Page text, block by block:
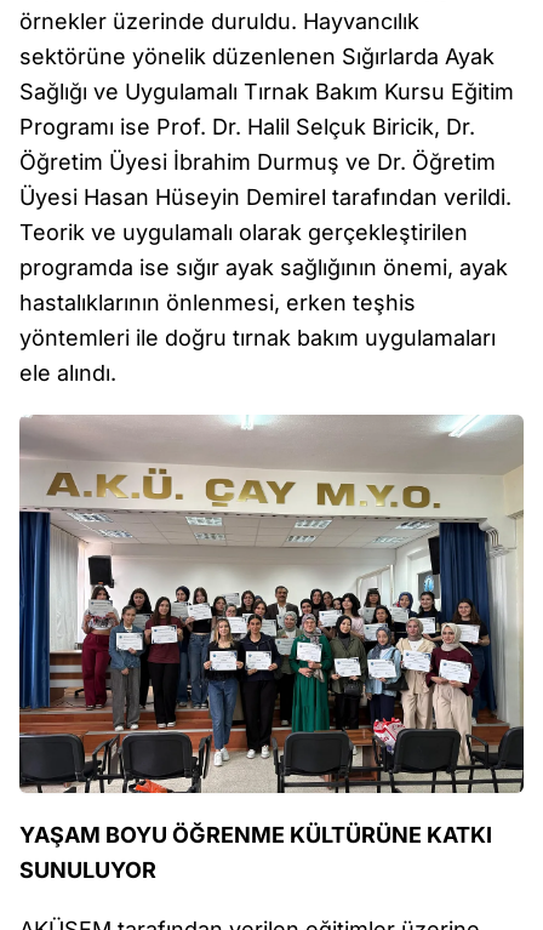
örnekler üzerinde duruldu. Hayvancılık
sektörüne yönelik düzenlenen Sığırlarda Ayak
Sağlığı ve Uygulamalı Tırnak Bakım Kursu Eğitim
Programı ise Prof. Dr. Halil Selçuk Biricik, Dr.
Öğretim Üyesi İbrahim Durmuş ve Dr. Öğretim
Üyesi Hasan Hüseyin Demirel tarafından verildi.
Teorik ve uygulamalı olarak gerçekleştirilen
programda ise sığır ayak sağlığının önemi, ayak
hastalıklarının önlenmesi, erken teşhis
yöntemleri ile doğru tırnak bakım uygulamaları
ele alındı.
YAŞAM BOYU ÖĞRENME KÜLTÜRÜNE KATKI
SUNULUYOR